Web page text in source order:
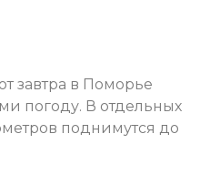
завтра в Поморье
погоду. В отдельных
поднимутся до